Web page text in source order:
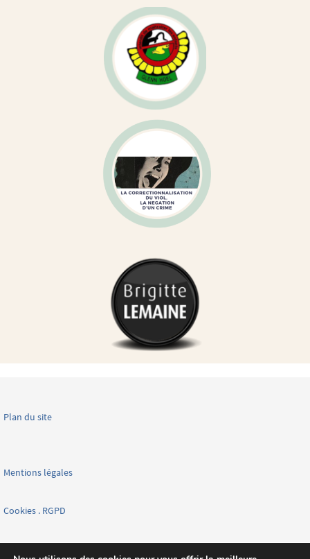
Plan du site
Mentions légales
Cookies . RGPD